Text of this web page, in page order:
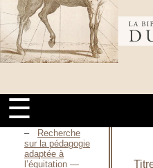
cheval
☰
d’enseignement
et dynamique
des
représentations
chez
l’enseignant
une pratique
éducative / LEGAY
Gaëlle, 1992
Recherche
sur la pédagogie
adaptée à
l’équitation —